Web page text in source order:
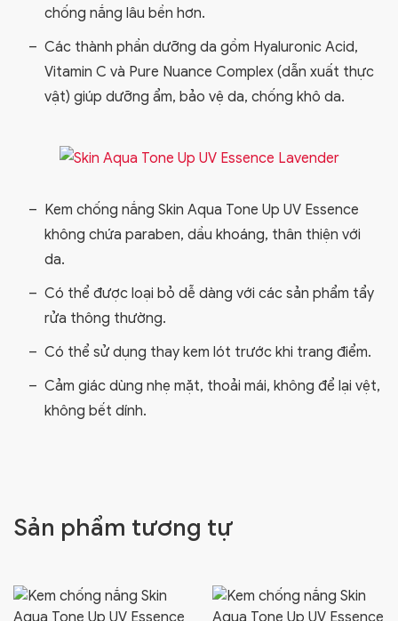
chống nắng lâu bền hơn.
Các thành phần dưỡng da gồm Hyaluronic Acid,
Vitamin C và Pure Nuance Complex (dẫn xuất thực
vật) giúp dưỡng ẩm, bảo vệ da, chống khô da.
Kem chống nắng Skin Aqua Tone Up UV Essence
không chứa paraben, dầu khoáng, thân thiện với
da.
Có thể được loại bỏ dễ dàng với các sản phẩm tẩy
rửa thông thường.
Có thể sử dụng thay kem lót trước khi trang điểm.
Cảm giác dùng nhẹ mặt, thoải mái, không để lại vệt,
không bết dính.
Sản phẩm tương tự